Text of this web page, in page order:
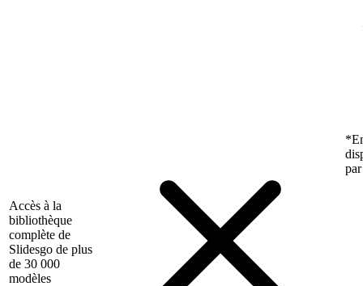
Accès à la
bibliothèque
complète de
Slidesgo de plus
de 30 000
modèles